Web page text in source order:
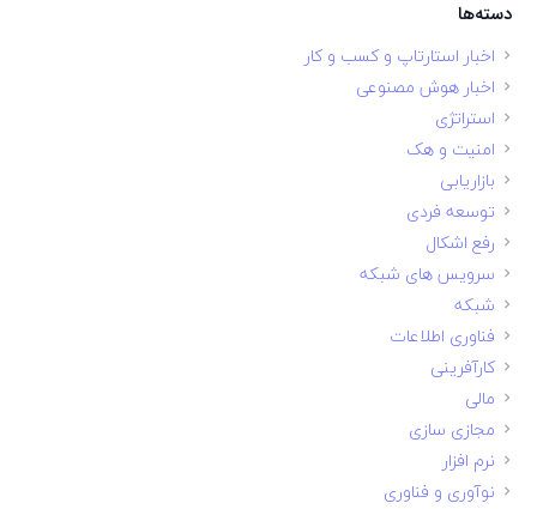
دسته‌ها
اخبار استارتاپ و کسب و کار
اخبار هوش مصنوعی
استراتژی
امنیت و هک
بازاریابی
توسعه فردی
رفع اشکال
سرویس های شبکه
شبکه
فناوری اطلاعات
کارآفرینی
مالی
مجازی سازی
نرم افزار
نوآوری و فناوری